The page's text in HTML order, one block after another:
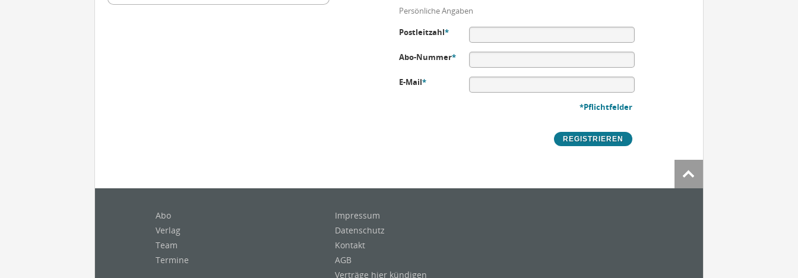
Persönliche Angaben
Postleitzahl*
Abo-Nummer*
E-Mail*
*Pflichtfelder
Abo
Verlag
Team
Termine
Impressum
Datenschutz
Kontakt
AGB
Verträge hier kündigen